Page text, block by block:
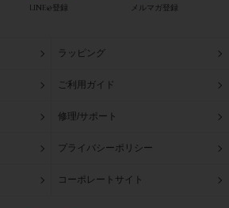
LINE@登録 メルマガ登録
ラッピング
ご利用ガイド
修理/サポート
プライバシーポリシー
コーポレートサイト